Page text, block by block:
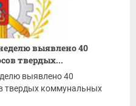
выявлено 40
твердых...
выявлено 40
твердых коммунальных